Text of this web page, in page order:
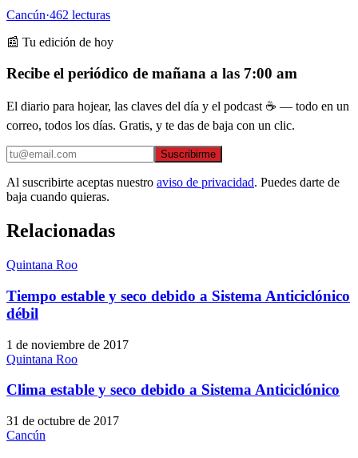
Cancún·462 lecturas
📰 Tu edición de hoy
Recibe el periódico de mañana a las 7:00 am
El diario para hojear, las claves del día y el podcast ☕ — todo en un
correo, todos los días. Gratis, y te das de baja con un clic.
Suscribirme
Al suscribirte aceptas nuestro aviso de privacidad. Puedes darte de
baja cuando quieras.
Relacionadas
Quintana Roo
Tiempo estable y seco debido a Sistema Anticiclónico
débil
1 de noviembre de 2017
Quintana Roo
Clima estable y seco debido a Sistema Anticiclónico
31 de octubre de 2017
Cancún